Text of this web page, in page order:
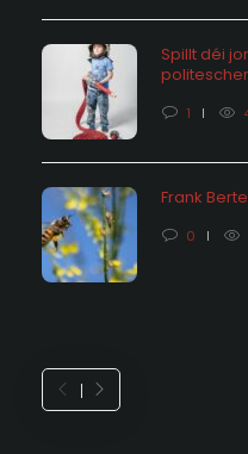
Spillt déi
1
Frank
0